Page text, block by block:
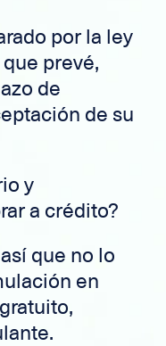
por la ley
prevé,
de
de su
y
a crédito?
que no lo
en